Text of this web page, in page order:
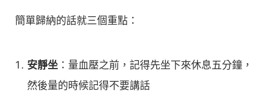
簡單歸納的話就三個重點：
安靜坐 ：量血壓之前，記得先坐下來休息五分鐘，
然後量的時候記得不要講話